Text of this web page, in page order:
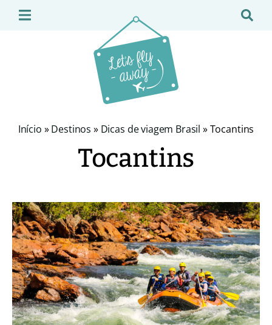
Início »Destinos » Dicas de viagem Brasil »Tocantins
Tocantins